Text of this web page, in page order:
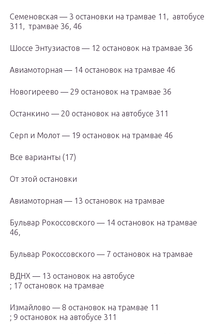
Семеновская — 3 остановки на трамвае 11, автобусе
311, трамвае 36, 46
Шоссе Энтузиастов — 12 остановок на трамвае 36
Авиамоторная — 14 остановок на трамвае 46
Новогиреево — 29 остановок на трамвае 36
Останкино — 20 остановок на автобусе 311
Серп и Молот — 19 остановок на трамвае 46
Все варианты (17)
От этой остановки
Авиамоторная — 13 остановок на трамвае
Бульвар Рокоссовского — 14 остановок на трамвае
46,
Бульвар Рокоссовского — 7 остановок на трамвае
ВДНХ — 13 остановок на автобусе
; 17 остановок на трамвае
Измайлово — 8 остановок на трамвае 11
; 9 остановок на автобусе 311